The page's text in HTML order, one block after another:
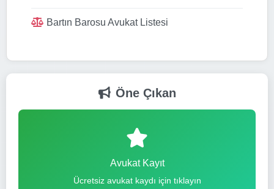
Bartın Barosu Avukat Listesi
Öne Çıkan
Avukat Kayıt
Ücretsiz avukat kaydı için tıklayın